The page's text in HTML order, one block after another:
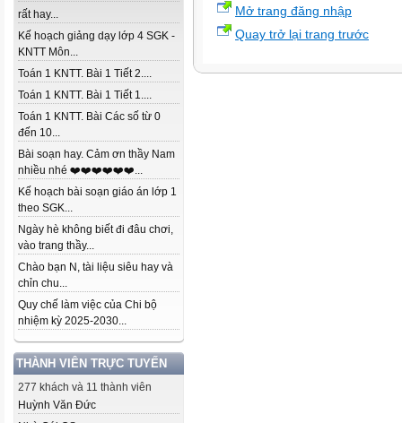
rất hay...
Kế hoạch giảng dạy lớp 4 SGK -
KNTT Môn...
Toán 1 KNTT. Bài 1 Tiết 2....
Toán 1 KNTT. Bài 1 Tiết 1....
Toán 1 KNTT. Bài Các số từ 0
đến 10...
Bài soạn hay. Cảm ơn thầy Nam
nhiều nhé ❤️❤️❤️❤️❤️❤️...
Kế hoạch bài soạn giáo án lớp 1
theo SGK...
Ngày hè không biết đi đâu chơi,
vào trang thầy...
Chào bạn N, tài liệu siêu hay và
chỉn chu...
Quy chế làm việc của Chi bộ
nhiệm kỳ 2025-2030...
THÀNH VIÊN TRỰC TUYẾN
277 khách và 11 thành viên
Huỳnh Văn Đức
Mở trang đăng nhập
Quay trở lại trang trước